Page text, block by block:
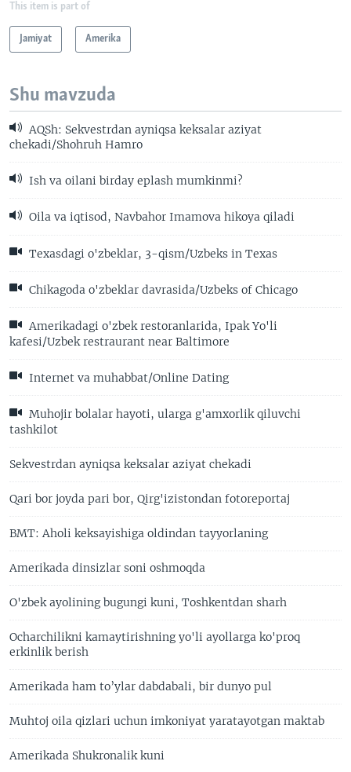
This item is part of
Jamiyat Amerika
Shu mavzuda
AQSh: Sekvestrdan ayniqsa keksalar aziyat
chekadi/Shohruh Hamro
Ish va oilani birday eplash mumkinmi?
Oila va iqtisod, Navbahor Imamova hikoya qiladi
Texasdagi o'zbeklar, 3-qism/Uzbeks in Texas
Chikagoda o'zbeklar davrasida/Uzbeks of Chicago
Amerikadagi o'zbek restoranlarida, Ipak Yo'li
kafesi/Uzbek restraurant near Baltimore
Internet va muhabbat/Online Dating
Muhojir bolalar hayoti, ularga g'amxorlik qiluvchi
tashkilot
Sekvestrdan ayniqsa keksalar aziyat chekadi
Qari bor joyda pari bor, Qirg'izistondan fotoreportaj
BMT: Aholi keksayishiga oldindan tayyorlaning
Amerikada dinsizlar soni oshmoqda
O'zbek ayolining bugungi kuni, Toshkentdan sharh
Ocharchilikni kamaytirishning yo'li ayollarga ko'proq
erkinlik berish
Amerikada ham to’ylar dabdabali, bir dunyo pul
Muhtoj oila qizlari uchun imkoniyat yaratayotgan maktab
Amerikada Shukronalik kuni